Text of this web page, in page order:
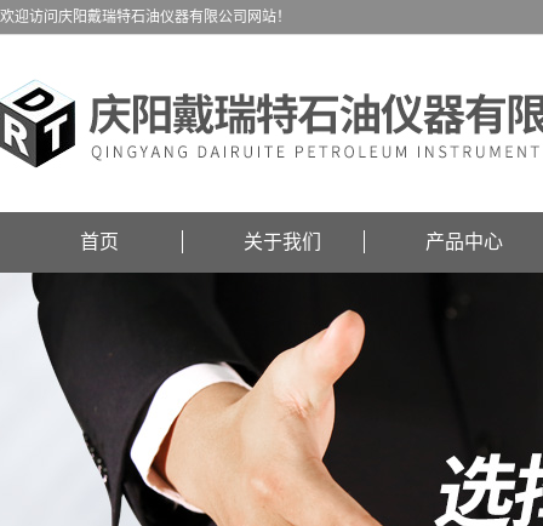
欢迎访问庆阳戴瑞特石油仪器有限公司网站！
首页 关于我们 产品中心